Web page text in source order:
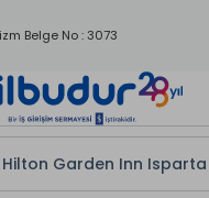
Belge No : 3073